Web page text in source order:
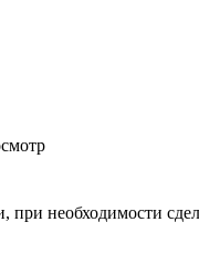
при необходимости